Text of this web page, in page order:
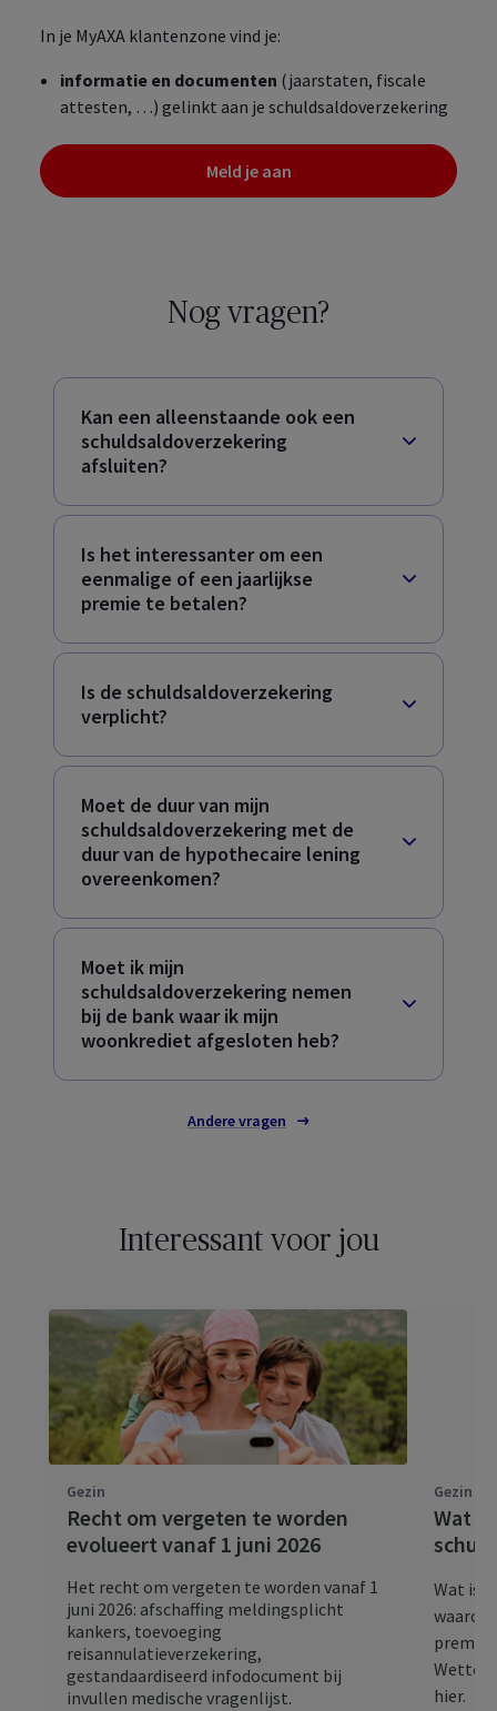
In je MyAXA klantenzone vind je:
informatie en documenten (jaarstaten, fiscale
attesten, …) gelinkt aan je schuldsaldoverzekering
Meld je aan
Nog vragen?
Kan een alleenstaande ook een
schuldsaldoverzekering
afsluiten?
Is het interessanter om een
eenmalige of een jaarlijkse
premie te betalen?
Is de schuldsaldoverzekering
verplicht?
Moet de duur van mijn
schuldsaldoverzekering met de
duur van de hypothecaire lening
overeenkomen?
Moet ik mijn
schuldsaldoverzekering nemen
bij de bank waar ik mijn
woonkrediet afgesloten heb?
Andere vragen
Interessant voor jou
Gezin
Recht om vergeten te worden
evolueert vanaf 1 juni 2026
Het recht om vergeten te worden vanaf 1
juni 2026: afschaffing meldingsplicht
kankers, toevoeging
reisannulatieverzekering,
gestandaardiseerd infodocument bij
invullen medische vragenlijst.
Gezin
Wat is
Wat is
hier.